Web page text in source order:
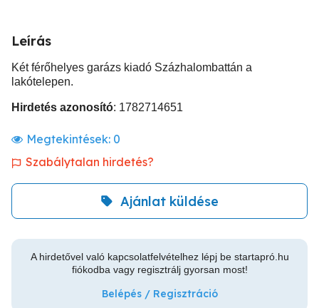
Leírás
Két férőhelyes garázs kiadó Százhalombattán a
lakótelepen.
Hirdetés azonosító: 1782714651
Megtekintések: 0
Szabálytalan hirdetés?
Ajánlat küldése
A hirdetővel való kapcsolatfelvételhez lépj be startapró.hu
fiókodba vagy regisztrálj gyorsan most!
Belépés / Regisztráció